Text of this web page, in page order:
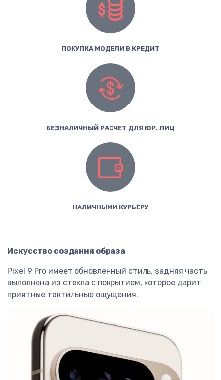
ПОКУПКА МОДЕЛИ В КРЕДИТ
БЕЗНАЛИЧНЫЙ РАСЧЕТ ДЛЯ ЮР. ЛИЦ
НАЛИЧНЫМИ КУРЬЕРУ
Искусство создания образа
Pixel 9 Pro имеет обновленный стиль, задняя часть
выполнена из стекла с покрытием, которое дарит
приятные тактильные ощущения.